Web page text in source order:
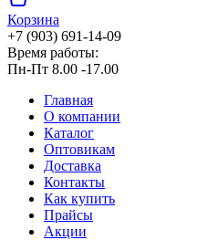
Корзина
+7 (903) 691-14-09
Время работы:
Пн-Пт 8.00 -17.00
Главная
О компании
Каталог
Оптовикам
Доставка
Контакты
Как купить
Прайсы
Акции